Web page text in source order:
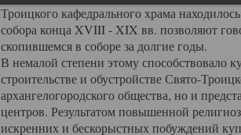
Троицкого кафедрального храма
собора конца XVIII - XIX вв. позволяют
скопившемся в соборе за долгие годы.
В немалой степени этому способствовало
строительстве и обустройстве Свято-
архангелогородского общества, но и
центров. Результатом повышенной
искренних и бескорыстных побуждений